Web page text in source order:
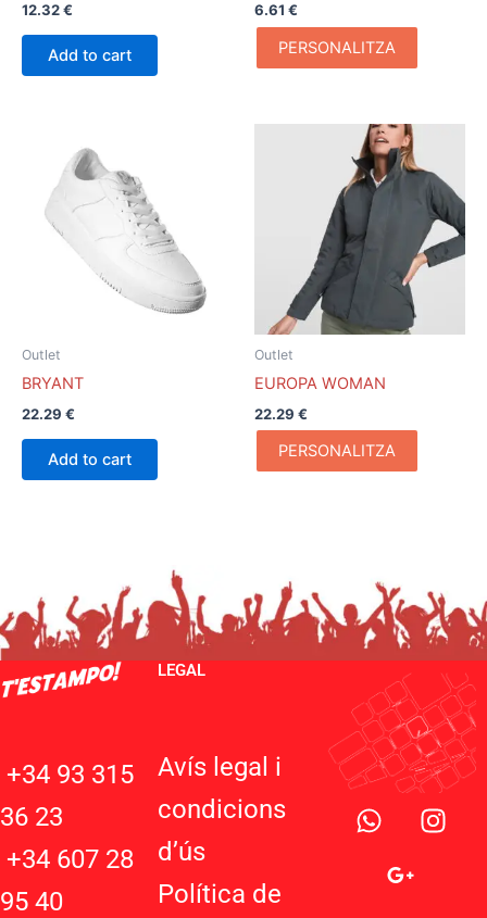
12.32€
Add to cart
página
de
6.61 €
PERSONALITZA
Outlet
BRYANT
22.29 €
Add to cart
múltiples
variantes.
opciones
se
página
de
Outlet
EUROPA WOMAN
22.29 €
PERSONALITZA
+34 93 315
36 23
+34 607 28
95 40
LEGAL
Avís legal i
condicions
d’ús
Política de
W
h
I
n
o
g